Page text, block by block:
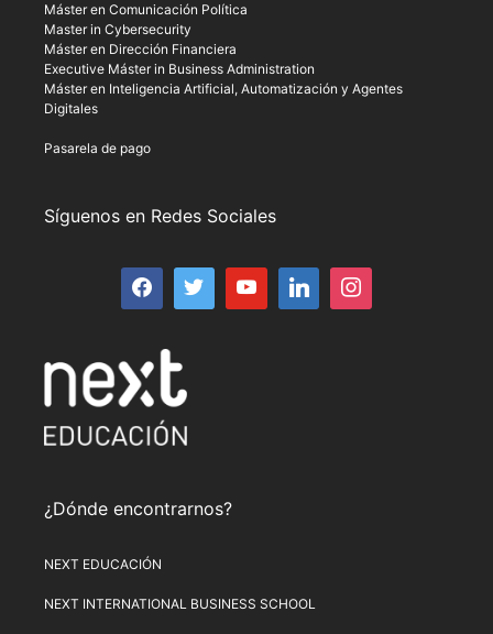
Máster en Comunicación Política
Master in Cybersecurity
Máster en Dirección Financiera
Executive Máster in Business Administration
Máster en Inteligencia Artificial, Automatización y Agentes
Digitales
Pasarela de pago
Síguenos en Redes Sociales
¿Dónde encontrarnos?
NEXT EDUCACIÓN
NEXT INTERNATIONAL BUSINESS SCHOOL